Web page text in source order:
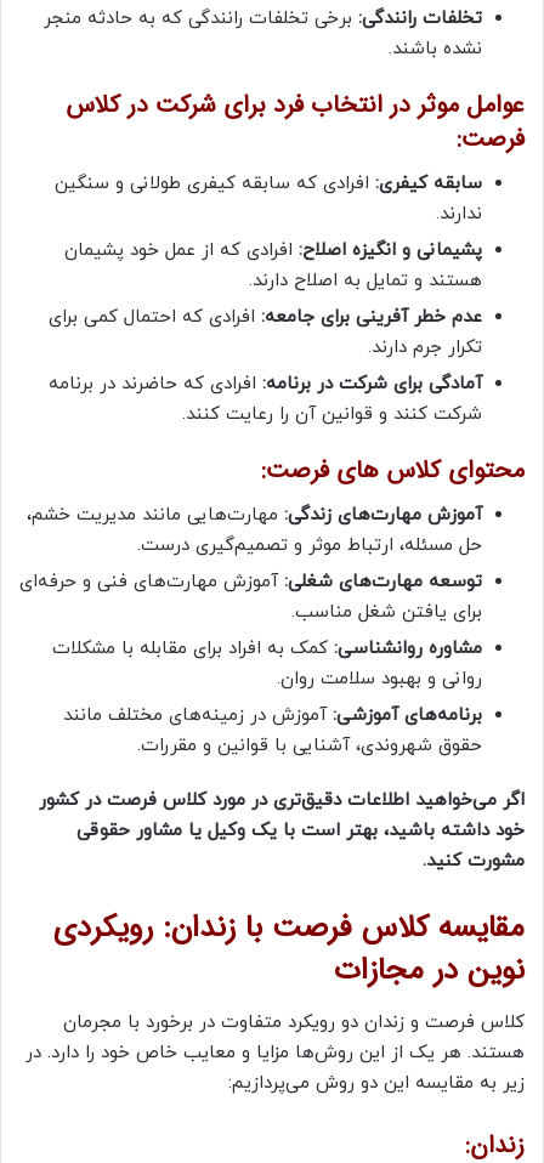
تخلفات رانندگی: برخی تخلفات رانندگی که به حادثه منجر
نشده باشند.
عوامل موثر در انتخاب فرد برای شرکت در کلاس
فرصت:
سابقه کیفری: افرادی که سابقه کیفری طولانی و سنگین
ندارند.
پشیمانی و انگیزه اصلاح: افرادی که از عمل خود پشیمان
هستند و تمایل به اصلاح دارند.
عدم خطر آفرینی برای جامعه: افرادی که احتمال کمی برای
تکرار جرم دارند.
آمادگی برای شرکت در برنامه: افرادی که حاضرند در برنامه
شرکت کنند و قوانین آن را رعایت کنند.
محتوای کلاس های فرصت:
آموزش مهارت‌های زندگی: مهارت‌هایی مانند مدیریت خشم،
حل مسئله، ارتباط موثر و تصمیم‌گیری درست.
توسعه مهارت‌های شغلی:آموزش مهارت‌های فنی و حرفه‌ای
برای یافتن شغل مناسب.
مشاوره روانشناسی: کمک به افراد برای مقابله با مشکلات
روانی و بهبود سلامت روان.
برنامه‌های آموزشی:آموزش در زمینه‌های مختلف مانند
حقوق شهروندی، آشنایی با قوانین و مقررات.
اگر می‌خواهید اطلاعات دقیق‌تری در مورد کلاس فرصت در کشور
خود داشته باشید، بهتر است با یک وکیل یا مشاور حقوقی
مشورت کنید.
مقایسه کلاس فرصت با زندان: رویکردی
نوین در مجازات
کلاس فرصت و زندان دو رویکرد متفاوت در برخورد با مجرمان
هستند. هر یک از این روش‌ها مزایا و معایب خاص خود را دارد. در
زیر به مقایسه این دو روش می‌پردازیم:
زندان: